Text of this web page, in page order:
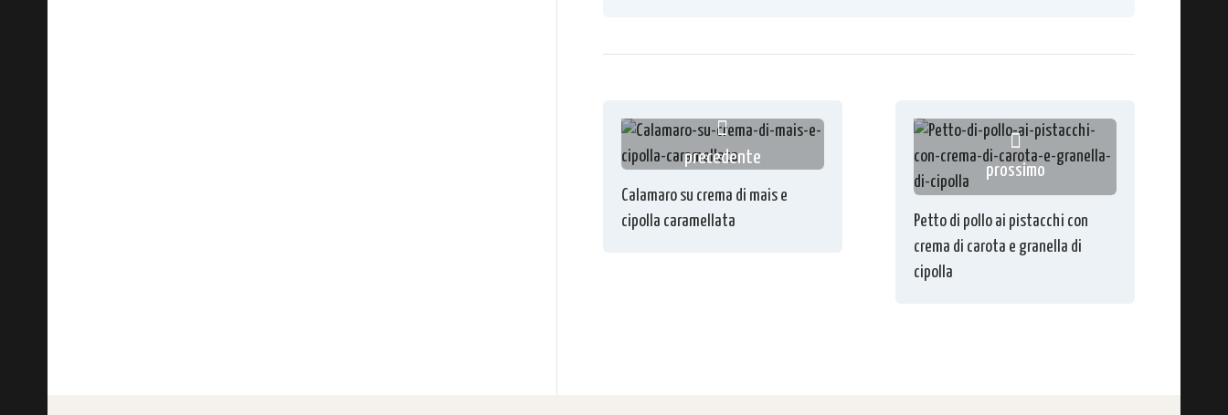
precedente
Calamaro su crema di mais e
cipolla caramellata
prossimo
Petto di pollo ai pistacchi con
crema di carota e granella di
cipolla